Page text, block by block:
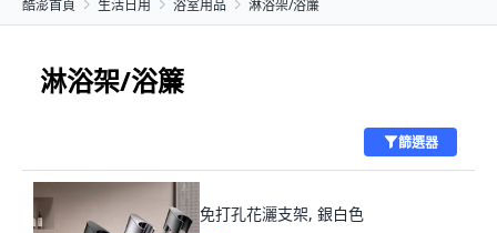
酷澎首頁 生活日用 浴室用品 淋浴架/浴簾
淋浴架/浴簾
篩選器
免打孔花灑支架, 銀白色